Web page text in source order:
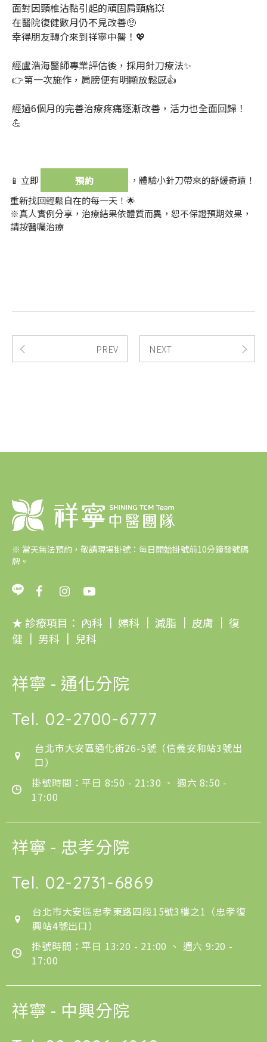
面對因頸椎沾黏引起的頑固肩頸痛💥
在醫院復健數月仍不見改善🥺
幸得朋友轉介來到祥寧中醫！💖
經盧浩海醫師專業評估後，採用針刀療法✨
👉第一次施作，肩膀便有明顯放鬆感👍
經過6個月的完善治療疼痛逐漸改善，活力也全面回歸！
💪
📱 立即 預約
，體驗小針刀帶來的舒緩奇蹟！
重新找回輕鬆自在的每一天！🌟
※真人實例分享，治療結果依體質而異，恕不保證預期效果，
請按醫囑治療
PREV NEXT
※ 當天無法預約，敬請現場掛號：每日開始掛號前10分鐘發號碼
牌。
★ 診療項目： 內科 ｜ 婦科 ｜ 減脂 ｜ 皮膚 ｜ 復
健 ｜ 男科 ｜ 兒科
祥寧 - 通化分院
Tel. 02-2700-6777
台北市大安區通化街26-5號（信義安和站3號出
口）
掛號時間：平日 8:50 - 21:30 、 週六 8:50 -
17:00
祥寧 - 忠孝分院
Tel. 02-2731-6869
台北市大安區忠孝東路四段15號3樓之1（忠孝復
興站4號出口）
掛號時間：平日 13:20 - 21:00 、 週六 9:20 -
17:00
祥寧 - 中興分院